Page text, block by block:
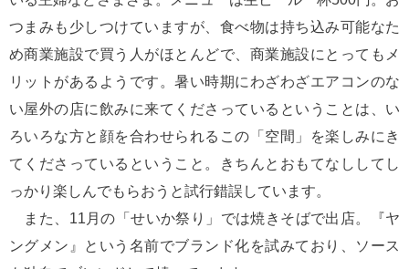
つまみも少しつけていますが、食べ物は持ち込み可能なた
め商業施設で買う人がほとんどで、商業施設にとってもメ
リットがあるようです。暑い時期にわざわざエアコンのな
い屋外の店に飲みに来てくださっているということは、い
ろいろな方と顔を合わせられるこの「空間」を楽しみにき
てくださっているということ。きちんとおもてなししてし
っかり楽しんでもらおうと試行錯誤しています。
また、11月の「せいか祭り」では焼きそばで出店。『ヤ
ングメン』という名前でブランド化を試みており、ソース